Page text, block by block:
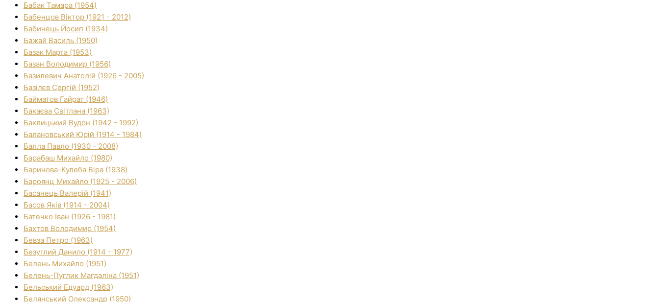
Бабак Тамара (1954)
Бабенцов Віктор (1921 - 2012)
Бабинець Йосип (1934)
Бажай Василь (1950)
Базак Марта (1953)
Базан Володимир (1956)
Базилевич Анатолій (1926 - 2005)
Базілєв Сергій (1952)
Байматов Гайрат (1946)
Бакаєва Світлана (1963)
Баклицький Вудон (1942 - 1992)
Балановський Юрій (1914 - 1984)
Балла Павло (1930 - 2008)
Барабаш Михайло (1980)
Баринова-Кулеба Віра (1938)
Бароянц Михайло (1925 - 2006)
Басанець Валерій (1941)
Басов Яків (1914 - 2004)
Батечко Іван (1926 - 1981)
Бахтов Володимир (1954)
Бевза Петро (1963)
Безуглий Данило (1914 - 1977)
Белень Михайло (1951)
Белень-Пуглик Магдаліна (1951)
Бельський Едуард (1963)
Белянський Олександр (1950)